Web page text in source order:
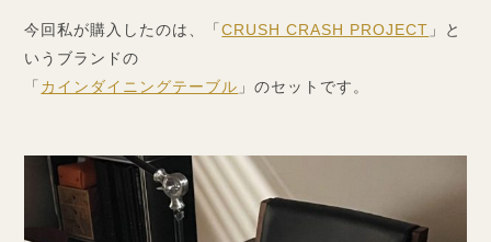
今回私が購入したのは、「CRUSH CRASH PROJECT 」と
いうブランドの
「 カインダイニングテーブル 」のセットです。